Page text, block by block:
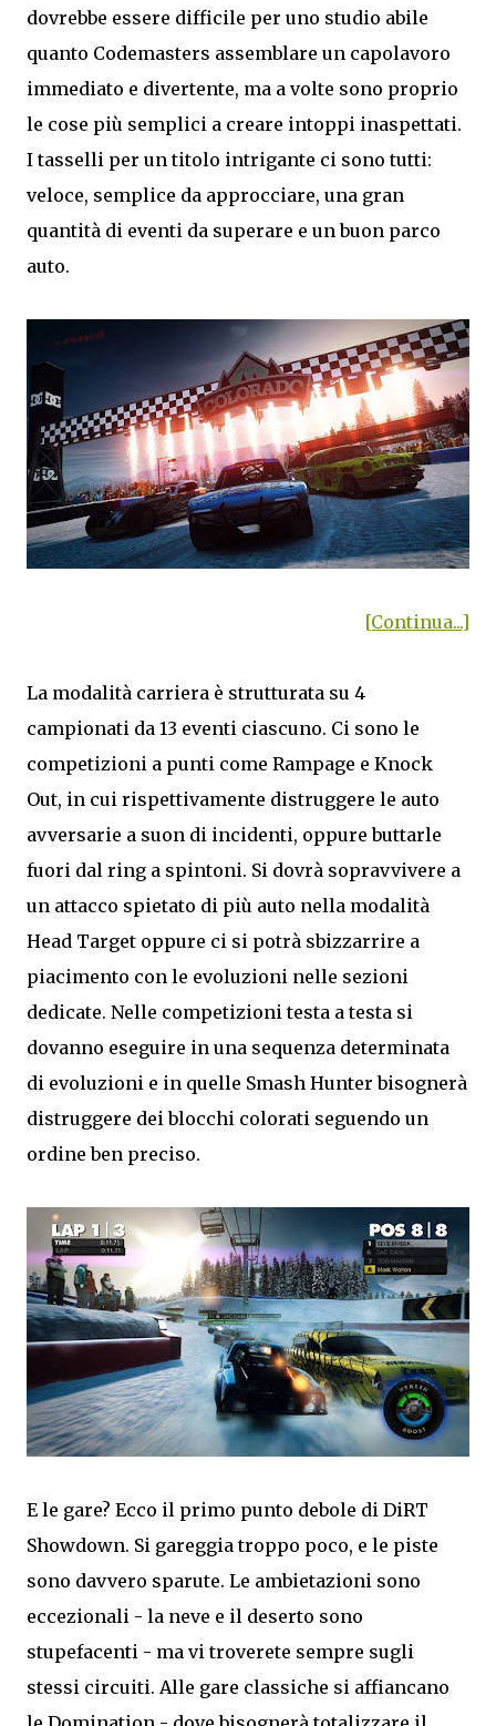
dovrebbe essere difficile per uno studio abile
quanto Codemasters assemblare un capolavoro
immediato e divertente, ma a volte sono proprio
le cose più semplici a creare intoppi inaspettati.
I tasselli per un titolo intrigante ci sono tutti:
veloce, semplice da approcciare, una gran
quantità di eventi da superare e un buon parco
auto.
[Continua...]
La modalità carriera è strutturata su 4
campionati da 13 eventi ciascuno. Ci sono le
competizioni a punti come Rampage e Knock
Out, in cui rispettivamente distruggere le auto
avversarie a suon di incidenti, oppure buttarle
fuori dal ring a spintoni. Si dovrà sopravvivere a
un attacco spietato di più auto nella modalità
Head Target oppure ci si potrà sbizzarrire a
piacimento con le evoluzioni nelle sezioni
dedicate. Nelle competizioni testa a testa si
dovanno eseguire in una sequenza determinata
di evoluzioni e in quelle Smash Hunter bisognerà
distruggere dei blocchi colorati seguendo un
ordine ben preciso.
E le gare? Ecco il primo punto debole di DiRT
Showdown. Si gareggia troppo poco, e le piste
sono davvero sparute. Le ambietazioni sono
eccezionali - la neve e il deserto sono
stupefacenti - ma vi troverete sempre sugli
stessi circuiti. Alle gare classiche si affiancano